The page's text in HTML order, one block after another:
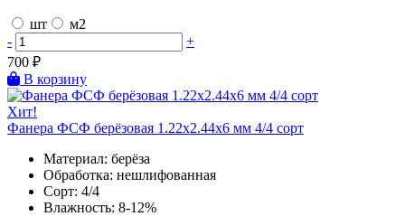
шт
м2
-
+
700 ₽
В корзину
Хит!
Фанера ФСФ берёзовая 1.22х2.44х6 мм 4/4 сорт
Материал: берёза
Обработка: нешлифованная
Сорт: 4/4
Влажность: 8-12%